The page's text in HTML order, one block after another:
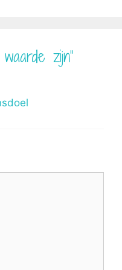
zijn”